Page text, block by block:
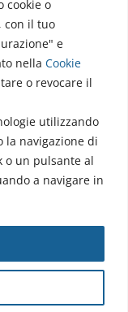
cookie o
con il tuo
e
nella Cookie
o revocare il
utilizzando
la navigazione di
o un pulsante al
a navigare in
Mediterraneo
|Accessibilità
- 18112 - P.IVA/Cod.